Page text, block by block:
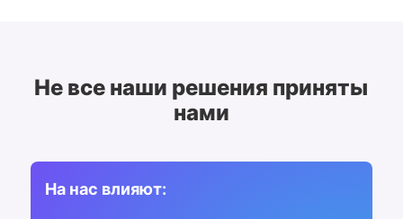
Не все наши решения приняты
нами
На нас влияют: